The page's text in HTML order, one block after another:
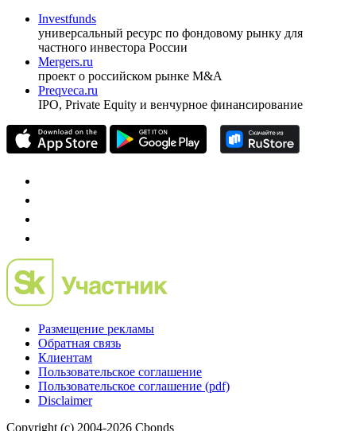
Investfunds
универсальный ресурс по фондовому рынку для
частного инвестора России
Mergers.ru
проект о российском рынке M&A
Preqveca.ru
IPO, Private Equity и венчурное финансирование
Размещение рекламы
Обратная связь
Клиентам
Пользовательское соглашение
Пользовательское соглашение (pdf)
Disclaimer
Copyright (c) 2004-2026 Cbonds